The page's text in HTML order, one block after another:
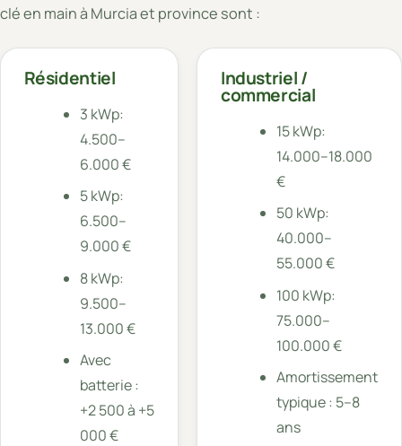
clé en main à Murcia et province sont :
Résidentiel
3 kWp:
4.500–
6.000 €
5 kWp:
6.500–
9.000 €
8 kWp:
9.500–
13.000 €
Avec
batterie :
+2 500 à +5
000 €
Industriel /
commercial
15 kWp:
14.000–18.000
€
50 kWp:
40.000–
55.000 €
100 kWp:
75.000–
100.000 €
Amortissement
typique : 5–8
ans